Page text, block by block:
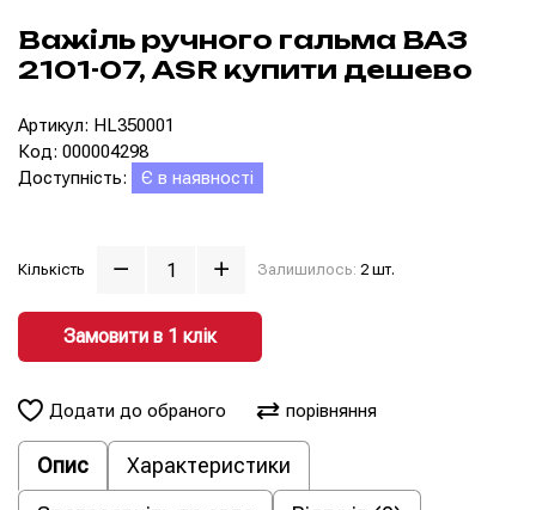
Важіль ручного гальма ВАЗ
2101-07, ASR купити дешево
Артикул: HL350001
Код: 000004298
Доступність:
Є в наявності
Кількість Залишилось: 2 шт.
Замовити в 1 клiк
Додати до обраного порівняння
Опис
Характеристики